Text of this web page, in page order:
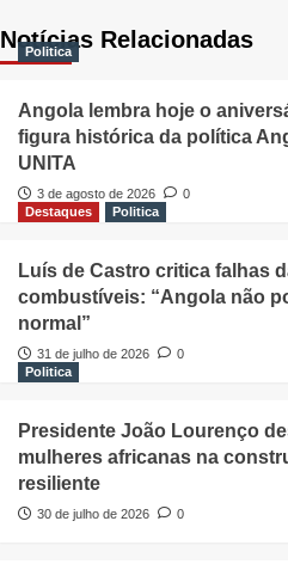
Notícias Relacionadas
Politica
Angola lembra hoje o
figura histórica da política
UNITA
3 de agosto de 2026
0
Destaques
Politica
Luís de Castro critica falhas
combustíveis: “Angola não
normal”
31 de julho de 2026
0
Politica
Presidente João Lourenço
mulheres africanas na
resiliente
30 de julho de 2026 0